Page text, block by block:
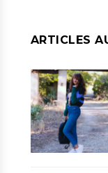
ARTICLES